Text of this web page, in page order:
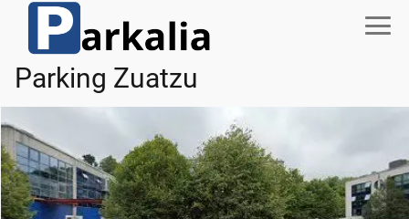
Parking Zuatzu